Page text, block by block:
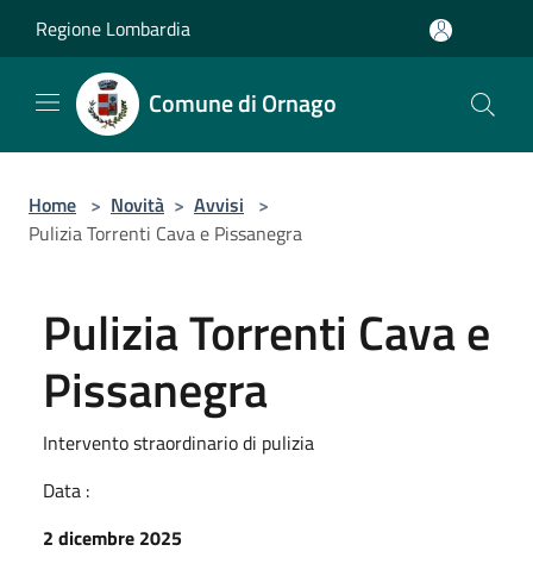
Regione Lombardia
Comune di Ornago
Home > Novità > Avvisi >
Pulizia Torrenti Cava e Pissanegra
Pulizia Torrenti Cava e
Pissanegra
Intervento straordinario di pulizia
Data :
2 dicembre 2025